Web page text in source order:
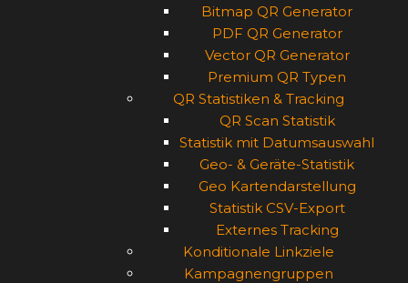
Bitmap QR Generator
PDF QR Generator
Vector QR Generator
Premium QR Typen
QR Statistiken & Tracking
QR Scan Statistik
Statistik mit Datumsauswahl
Geo- & Geräte-Statistik
Geo Kartendarstellung
Statistik CSV-Export
Externes Tracking
Konditionale Linkziele
Kampagnengruppen